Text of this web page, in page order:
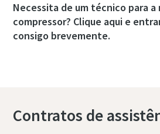
Necessita de um técnico para
compressor? Clique aqui e
consigo brevemente.
Contratos de